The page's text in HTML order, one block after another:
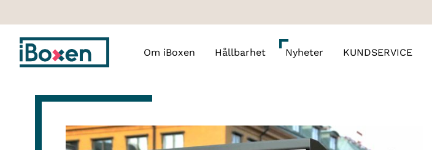
Om iBoxen Hållbarhet Nyheter KUNDSERVICE